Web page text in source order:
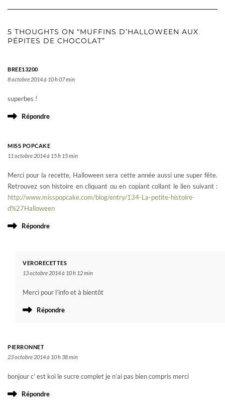
5 THOUGHTS ON “MUFFINS D’HALLOWEEN AUX
PÉPITES DE CHOCOLAT”
BREE13200
8 octobre 2014 à 10 h 07 min
superbes !
Répondre
MISS POPCAKE
11 octobre 2014 à 15 h 15 min
Merci pour la recette, Halloween sera cette année aussi une super fête.
Retrouvez son histoire en cliquant ou en copiant collant le lien suivant :
http://www.misspopcake.com/blog/entry/134-La-petite-histoire-
d%27Halloween
Répondre
VERORECETTES
13 octobre 2014 à 10 h 12 min
Merci pour l’info et à bientôt
Répondre
PIERRONNET
23 octobre 2014 à 10 h 38 min
bonjour c’ est koi le sucre complet je n’ai pas bien compris merci
Répondre